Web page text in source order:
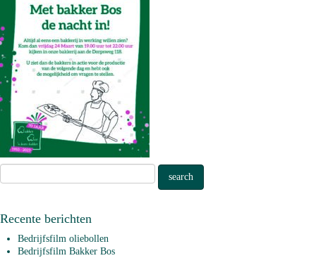
Recente berichten
Bedrijfsfilm oliebollen
Bedrijfsfilm Bakker Bos